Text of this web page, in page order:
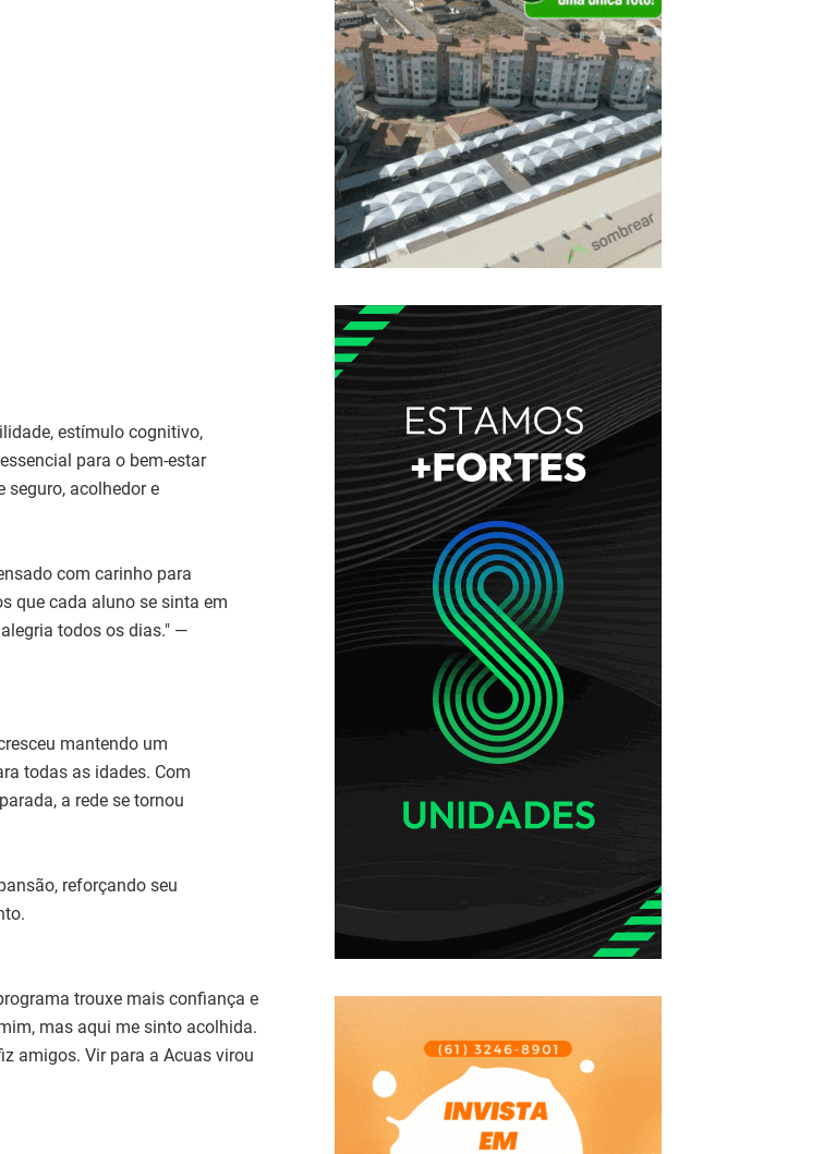
estímulo cognitivo,
para o bem-estar
seguro, acolhedor e
com carinho para
que cada aluno se sinta em
todos os dias." —
mantendo um
todas as idades. Com
a rede se tornou
reforçando seu
trouxe mais confiança e
mas aqui me sinto acolhida.
amigos. Vir para a Acuas virou